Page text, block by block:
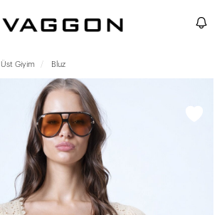
Üst Giyim Bluz